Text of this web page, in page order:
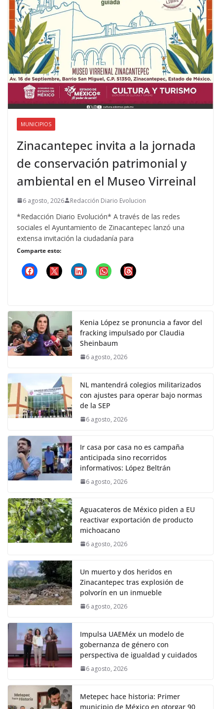
MUNICIPIOS
Zinacantepec invita a la jornada
de conservación patrimonial y
ambiental en el Museo Virreinal
6 agosto, 2026 Redacción Diario Evolucion
*Redacción Diario Evolución* A través de las redes
sociales el Ayuntamiento de Zinacantepec lanzó una
extensa invitación la ciudadanía para
Comparte esto:
Kenia López se pronuncia a favor del
fracking impulsado por Claudia
Sheinbaum
6 agosto, 2026
NL mantendrá colegios militarizados
con ajustes para operar bajo normas
de la SEP
6 agosto, 2026
Ir casa por casa no es campaña
anticipada sino recorridos
informativos: López Beltrán
6 agosto, 2026
Aguacateros de México piden a EU
reactivar exportación de producto
michoacano
6 agosto, 2026
Un muerto y dos heridos en
Zinacantepec tras explosión de
polvorín en un inmueble
6 agosto, 2026
Impulsa UAEMéx un modelo de
gobernanza de género con
perspectiva de igualdad y cuidados
6 agosto, 2026
Metepec hace historia: Primer
municipio de México en otorgar 90